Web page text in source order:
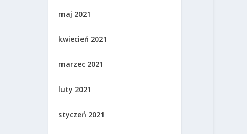
maj 2021
kwiecień 2021
marzec 2021
luty 2021
styczeń 2021